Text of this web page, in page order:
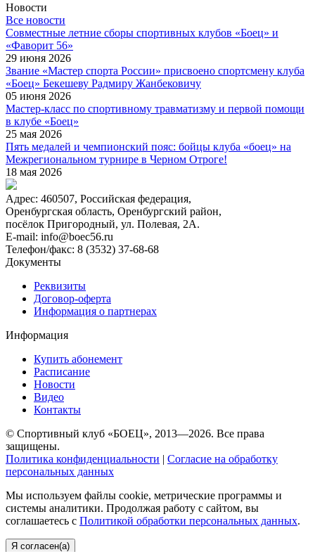
Новости
Все новости
Cовместные летние сборы спортивных клубов «Боец» и
«Фаворит 56»
29 июня 2026
Звание «Мастер спорта России» присвоено спортсмену клуба
«Боец» Бекешеву Радмиру Жанбековичу
05 июня 2026
Мастер-класс по спортивному травматизму и первой помощи
в клубе «Боец»
25 мая 2026
Пять медалей и чемпионский пояс: бойцы клуба «боец» на
Межрегиональном турнире в Черном Отроге!
18 мая 2026
Адрес: 460507, Российская федерация,
Оренбургская область, Оренбургский район,
посёлок Пригородный, ул. Полевая, 2А.
E-mail: info@boec56.ru
Телефон/факс: 8 (3532) 37-68-68
Документы
Реквизиты
Договор-оферта
Информация о партнерах
Информация
Купить абонемент
Расписание
Новости
Видео
Контакты
© Спортивный клуб «БОЕЦ», 2013—2026. Все права
защищены.
Политика конфиденциальности | Согласие на обработку
персональных данных
Мы используем файлы cookie, метрические программы и
системы аналитики. Продолжая работу с сайтом, вы
соглашаетесь с Политикой обработки персональных данных.
Я согласен(а)